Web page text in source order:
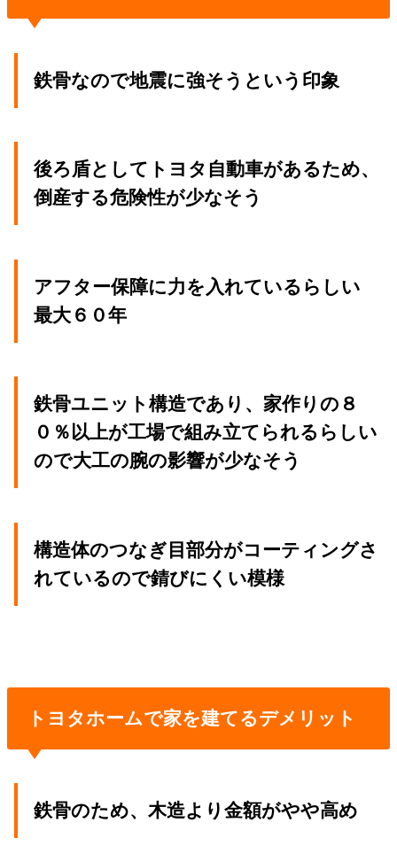
鉄骨なので地震に強そうという印象
後ろ盾としてトヨタ自動車があるため、
倒産する危険性が少なそう
アフター保障に力を入れているらしい
最大６０年
鉄骨ユニット構造であり、家作りの８
０％以上が工場で組み立てられるらしい
ので大工の腕の影響が少なそう
構造体のつなぎ目部分がコーティングさ
れているので錆びにくい模様
トヨタホームで家を建てるデメリット
鉄骨のため、木造より金額がやや高め